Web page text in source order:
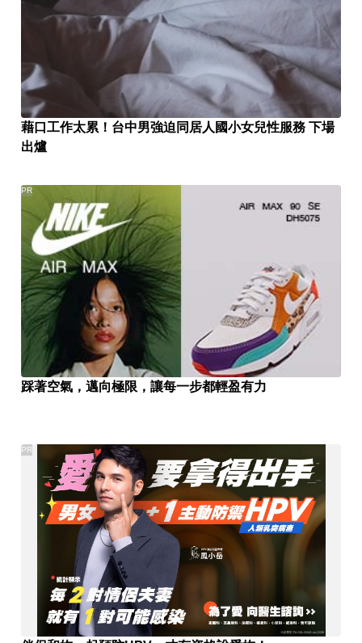
藉口工作太累！台中男強迫同居人國小女兒性服務 下場
出爐
踩著空氣，邁向極限，讓每一步都輕盈有力
PR
PR